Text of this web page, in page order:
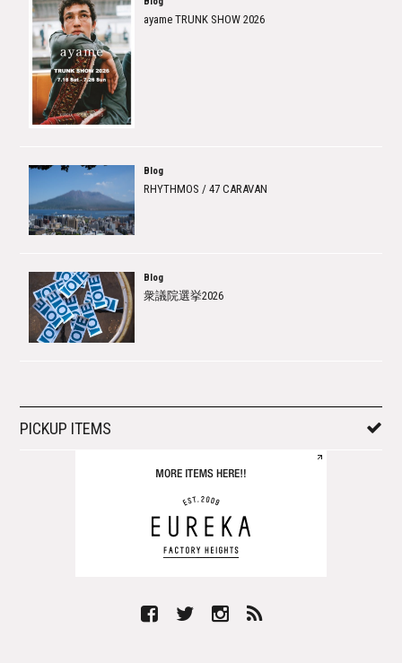
ayame TRUNK SHOW 2026
Blog
RHYTHMOS / 47 CARAVAN
Blog
衆議院選挙2026
PICKUP ITEMS